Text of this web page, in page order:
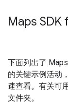
Maps
下面列出了
的关键示例活动
速查看。有关可
文件夹。